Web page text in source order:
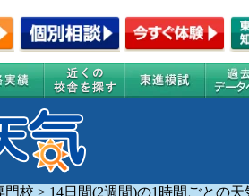
門校 > 14日間(2週間)の1時間ごとの天